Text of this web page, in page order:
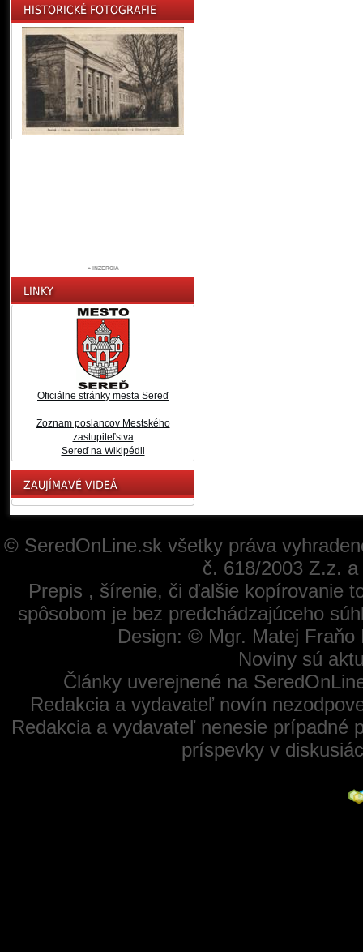
Oficiálne stránky mesta Sereď
Zoznam poslancov Mestského
zastupiteľstva
Sereď na Wikipédii
© SeredOnLine.sk všetky práva
č. 618/2003 Z.z.
Prepis , šírenie, či ďalšie kopírovanie
spôsobom je bez predchádzajúceho
Design: © Mgr. Matej
Noviny sú
Články uverejnené na
Redakcia a vydavateľ novín
Redakcia a vydavateľ nenesie prípadné
príspevky v